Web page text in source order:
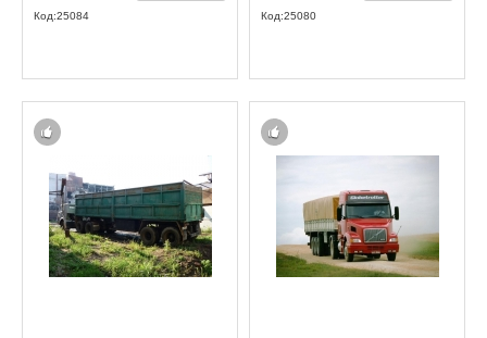
Код:25084 Код:25080